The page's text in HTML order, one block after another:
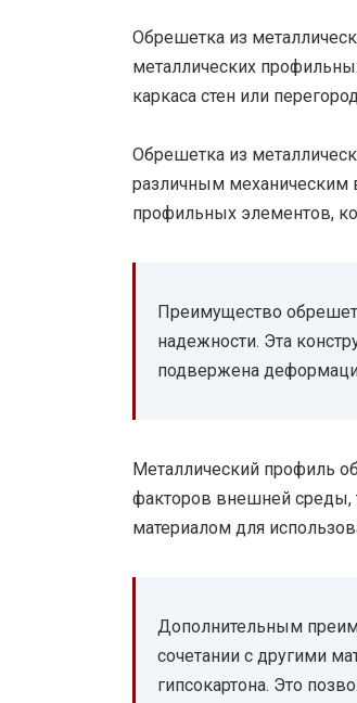
Обрешетка из
металлических
каркаса стен или
Обрешетка из
различным механическим
профильных элементов,
Преимущество
надежности. Эта
подвержена
Металлический профиль
факторов внешней среды,
материалом для
Дополнительным
сочетании с другими
гипсокартона. Это